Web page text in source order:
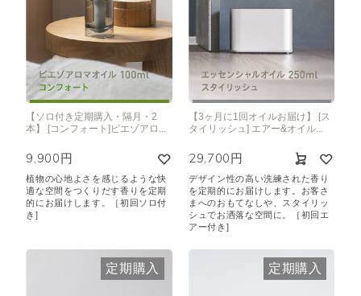
頻度で絞り込む ※一つお選びください
毎月お届け 隔月お届け
クリア
【ソロ付き定期購入・隔月・2
本】 [コンフォート]ピエゾアロ...
9,900円
植物の心地よさを感じるような快
適な空間をつくりだす香りを定期
的にお届けします。［初回ソロ付
き]
【3ヶ月に1回オイルお届け】 [ス
タイリッシュ] エアー&オイル...
29,700円
デザイン性の高い洗練された香り
を定期的にお届けします。お客さ
まへのおもてなしや、スタイリッ
シュでお洒落な空間に。［初回エ
アー付き]
定期購入 定期購入